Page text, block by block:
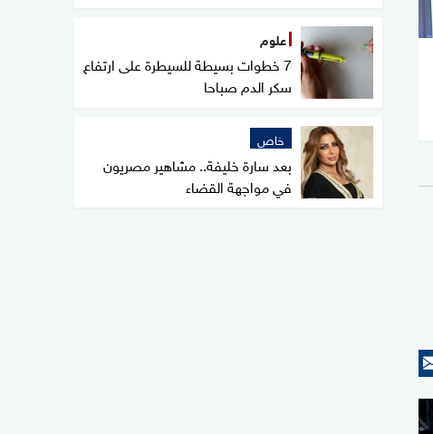
علوم
7 خطوات بسيطة للسيطرة على ارتفاع
سكر الدم صباحا
خاص
بعد سارة خليفة.. مشاهير مصريون
في مواجهة القضاء